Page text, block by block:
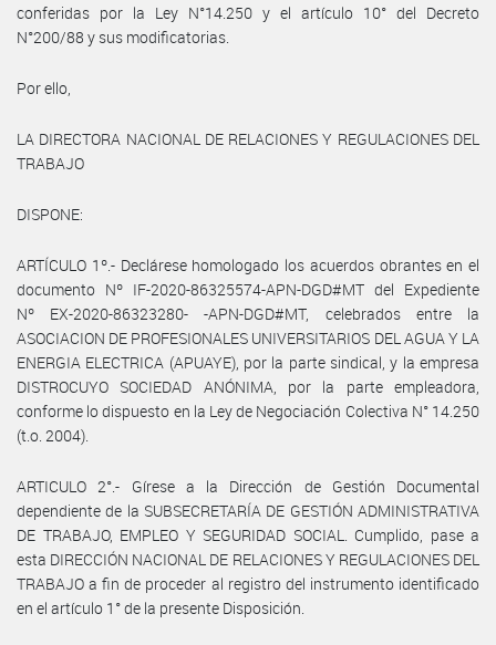
conferidas por la Ley N°14.250 y el artículo 10° del Decreto
N°200/88 y sus modificatorias.
Por ello,
LA DIRECTORA NACIONAL DE RELACIONES Y REGULACIONES DEL
TRABAJO
DISPONE:
ARTÍCULO 1º.- Declárese homologado los acuerdos obrantes en el
documento Nº IF-2020-86325574-APN-DGD#MT del Expediente
Nº EX-2020-86323280- -APN-DGD#MT, celebrados entre la
ASOCIACION DE PROFESIONALES UNIVERSITARIOS DEL AGUA Y LA
ENERGIA ELECTRICA (APUAYE), por la parte sindical, y la empresa
DISTROCUYO SOCIEDAD ANÓNIMA, por la parte empleadora,
conforme lo dispuesto en la Ley de Negociación Colectiva N° 14.250
(t.o. 2004).
ARTICULO 2°.- Gírese a la Dirección de Gestión Documental
dependiente de la SUBSECRETARÍA DE GESTIÓN ADMINISTRATIVA
DE TRABAJO, EMPLEO Y SEGURIDAD SOCIAL. Cumplido, pase a
esta DIRECCIÓN NACIONAL DE RELACIONES Y REGULACIONES DEL
TRABAJO a fin de proceder al registro del instrumento identificado
en el artículo 1° de la presente Disposición.